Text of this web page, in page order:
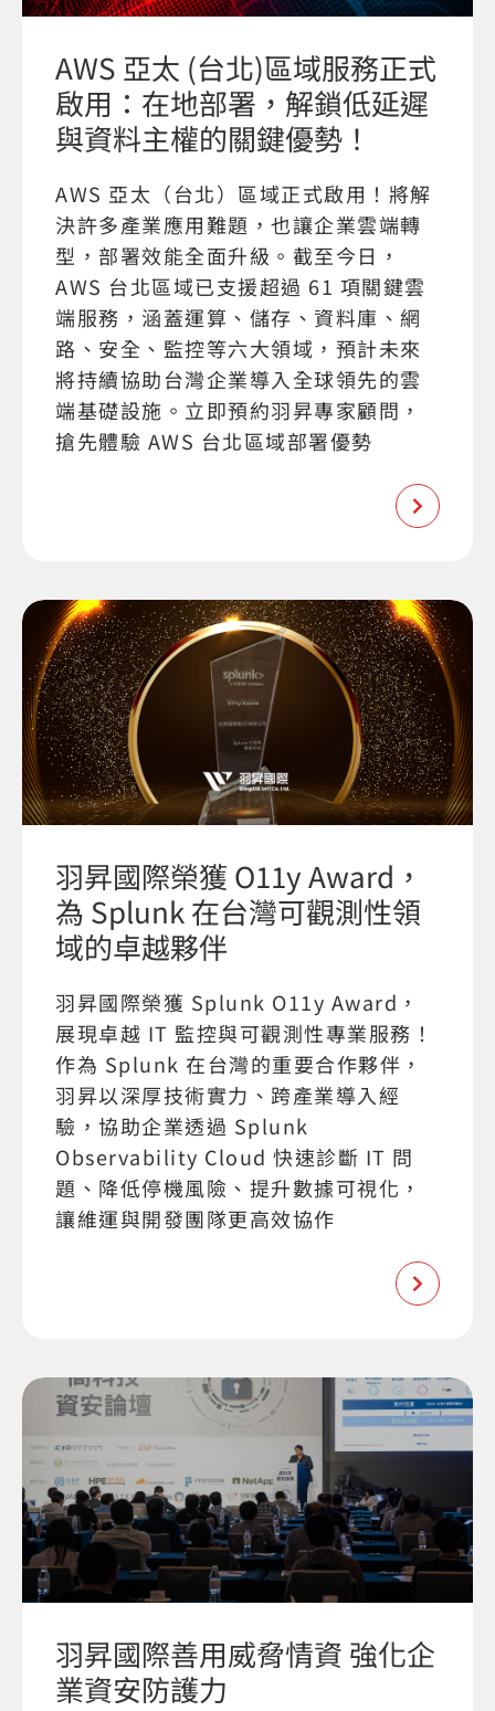
AWS 亞太 (台北)區域服務正式
啟用：在地部署，解鎖低延遲
與資料主權的關鍵優勢！
AWS 亞太（台北）區域正式啟用！將解
決許多產業應用難題，也讓企業雲端轉
型，部署效能全面升級。截至今日，
AWS 台北區域已支援超過 61 項關鍵雲
端服務，涵蓋運算、儲存、資料庫、網
路、安全、監控等六大領域，預計未來
將持續協助台灣企業導入全球領先的雲
端基礎設施。立即預約羽昇專家顧問，
搶先體驗 AWS 台北區域部署優勢
羽昇國際榮獲 O11y Award，
為 Splunk 在台灣可觀測性領
域的卓越夥伴
羽昇國際榮獲 Splunk O11y Award，
展現卓越 IT 監控與可觀測性專業服務！
作為 Splunk 在台灣的重要合作夥伴，
羽昇以深厚技術實力、跨產業導入經
驗，協助企業透過 Splunk
Observability Cloud 快速診斷 IT 問
題、降低停機風險、提升數據可視化，
讓維運與開發團隊更高效協作
羽昇國際善用威脅情資 強化企
業資安防護力